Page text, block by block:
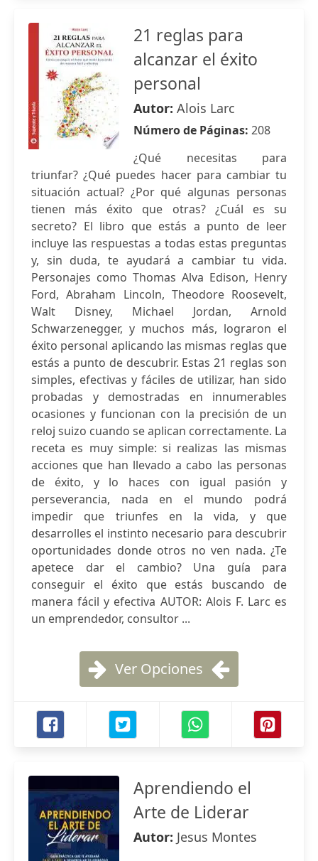
21 reglas para
alcanzar el éxito
personal
Autor: Alois Larc
Número de Páginas: 208
¿Qué necesitas para
triunfar? ¿Qué puedes hacer para cambiar tu
situación actual? ¿Por qué algunas personas
tienen más éxito que otras? ¿Cuál es su
secreto? El libro que estás a punto de leer
incluye las respuestas a todas estas preguntas
y, sin duda, te ayudará a cambiar tu vida.
Personajes como Thomas Alva Edison, Henry
Ford, Abraham Lincoln, Theodore Roosevelt,
Walt Disney, Michael Jordan, Arnold
Schwarzenegger, y muchos más, lograron el
éxito personal aplicando las mismas reglas que
estás a punto de descubrir. Estas 21 reglas son
simples, efectivas y fáciles de utilizar, han sido
probadas y demostradas en innumerables
ocasiones y funcionan con la precisión de un
reloj suizo cuando se aplican correctamente. La
receta es muy simple: si realizas las mismas
acciones que han llevado a cabo las personas
de éxito, y lo haces con igual pasión y
perseverancia, nada en el mundo podrá
impedir que triunfes en la vida, y que
desarrolles el instinto necesario para descubrir
oportunidades donde otros no ven nada. ¿Te
apetece dar el cambio? Una guía para
conseguir el éxito que estás buscando de
manera fácil y efectiva AUTOR: Alois F. Larc es
un emprendedor, consultor ...
Ver Opciones
Aprendiendo el
Arte de Liderar
Autor: Jesus Montes